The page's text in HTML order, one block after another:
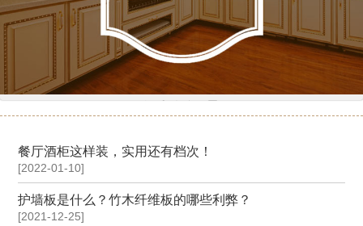
新闻动态
餐厅酒柜这样装，实用还有档次！
[2022-01-10]
护墙板是什么？竹木纤维板的哪些利弊？
[2021-12-25]